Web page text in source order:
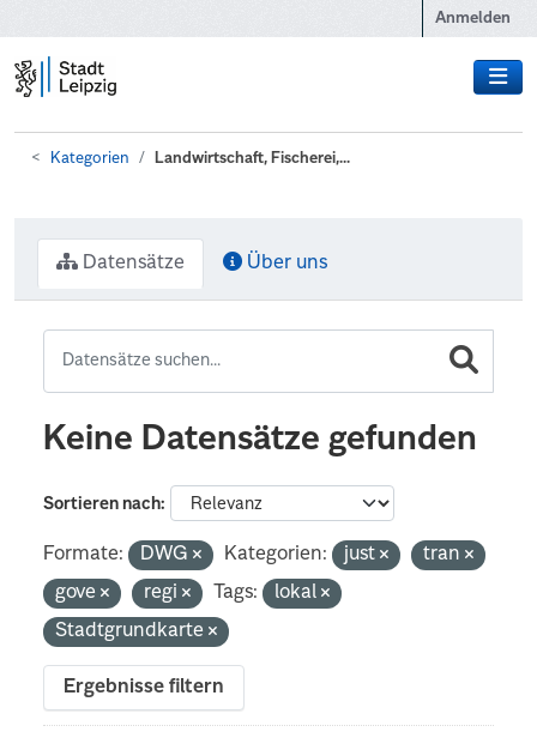
Anmelden
Kategorien Landwirtschaft, Fischerei,...
Datensätze Über uns
Keine Datensätze gefunden
Sortieren nach
Formate: DWG Kategorien: just
tran
gove
regi Tags:
lokal
Stadtgrundkarte
Ergebnisse filtern